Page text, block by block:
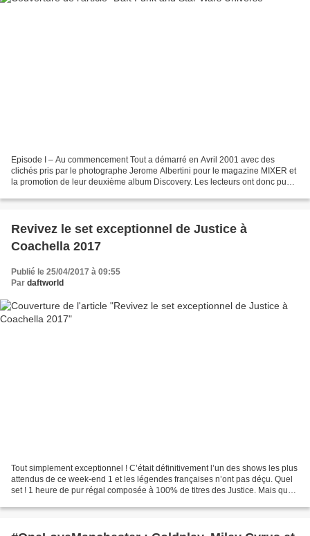
Episode I – Au commencement Tout a démarré en Avril 2001 avec des
clichés pris par le photographe Jerome Albertini pour le magazine MIXER et
la promotion de leur deuxième album Discovery. Les lecteurs ont donc pu
Revivez le set exceptionnel de Justice à
Coachella 2017
Publié le 25/04/2017 à 09:55
Par daftworld
Tout simplement exceptionnel ! C’était définitivement l’un des shows les plus
attendus de ce week-end 1 et les légendes françaises n’ont pas déçu. Quel
set ! 1 heure de pur régal composée à 100% de titres des Justice. Mais quel